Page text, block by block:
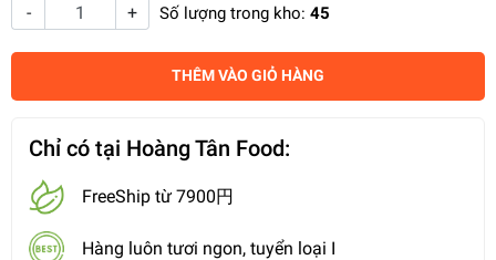
- + Số lượng trong kho: 45
THÊM VÀO GIỎ HÀNG
Chỉ có tại Hoàng Tân Food:
FreeShip từ 7900円
Hàng luôn tươi ngon, tuyển loại I